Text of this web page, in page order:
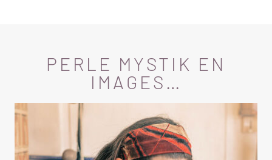
PERLE MYSTIK EN
IMAGES…